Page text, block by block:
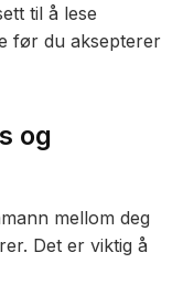
til å lese
før du aksepterer
og
mellom deg
Det er viktig å